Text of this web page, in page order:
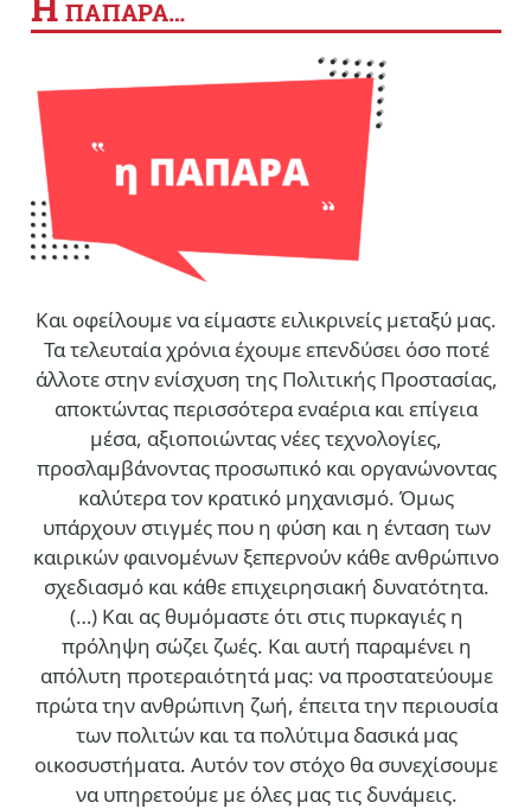
ΠΑΠΑΡΑ…
Και οφείλουμε να είμαστε ειλικρινείς μεταξύ μας.
Τα τελευταία χρόνια έχουμε επενδύσει όσο ποτέ
άλλοτε στην ενίσχυση της Πολιτικής Προστασίας,
αποκτώντας περισσότερα εναέρια και επίγεια
μέσα, αξιοποιώντας νέες τεχνολογίες,
προσλαμβάνοντας προσωπικό και οργανώνοντας
καλύτερα τον κρατικό μηχανισμό. Όμως
υπάρχουν στιγμές που η φύση και η ένταση των
καιρικών φαινομένων ξεπερνούν κάθε ανθρώπινο
σχεδιασμό και κάθε επιχειρησιακή δυνατότητα.
(…) Και ας θυμόμαστε ότι στις πυρκαγιές η
πρόληψη σώζει ζωές. Και αυτή παραμένει η
απόλυτη προτεραιότητά μας: να προστατεύουμε
πρώτα την ανθρώπινη ζωή, έπειτα την περιουσία
των πολιτών και τα πολύτιμα δασικά μας
οικοσυστήματα. Αυτόν τον στόχο θα συνεχίσουμε
να υπηρετούμε με όλες μας τις δυνάμεις.